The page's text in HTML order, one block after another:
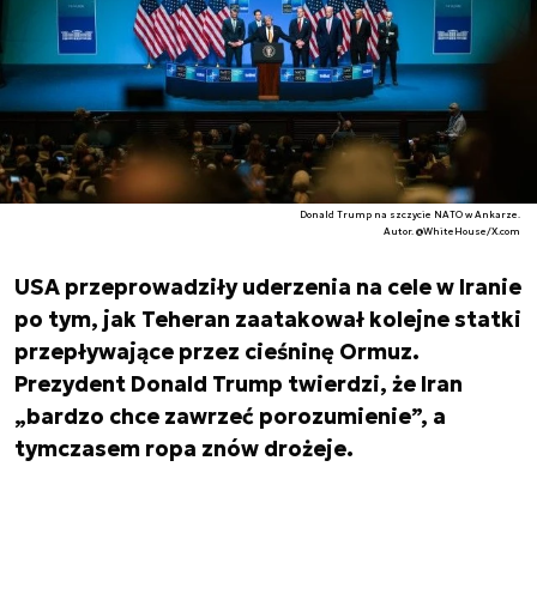
Donald Trump na szczycie NATO w Ankarze.
Autor. @WhiteHouse/X.com
USA przeprowadziły uderzenia na cele w Iranie
po tym, jak Teheran zaatakował kolejne statki
przepływające przez cieśninę Ormuz.
Prezydent Donald Trump twierdzi, że Iran
„bardzo chce zawrzeć porozumienie”, a
tymczasem ropa znów drożeje.